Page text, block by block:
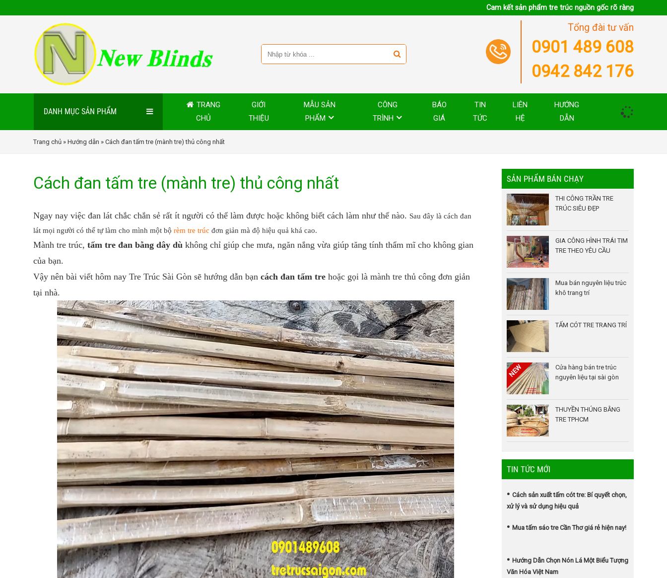
Cam kết sản phẩm tre trúc nguồn gốc rõ ràng
Tổng đài tư vấn
0901 489 608
0942 842 176
DANH MỤC SẢN PHẨM
TRANG
CHỦ
GIỚI
THIỆU
MẪU SẢN
PHẨM
CÔNG
TRÌNH
BÁO
GIÁ
TIN
TỨC
LIÊN
HỆ
HƯỚNG
DẪN
Trang chủ »Hướng dẫn » Cách đan tấm tre (mành tre) thủ công nhất
Cách đan tấm tre (mành tre) thủ công nhất
Ngay nay việc đan lát chắc chắn sẻ rất ít người có thể làm được hoặc không biết cách làm như thế nào. Sau đây là cách đan
lát mọi người có thể tự làm cho mình một bộ rèm tre trúc đơn giản mà độ hiệu quả khá cao.
Mành tre trúc,tấm tre đan bằng dây dù không chỉ giúp che mưa, ngăn nắng vừa giúp tăng tính thẩm mĩ cho không gian
của bạn.
Vậy nên bài viết hôm nay Tre Trúc Sài Gòn sẽ hướng dẫn bạn cách đan tấm tre hoặc gọi là mành tre thủ công đơn giản
tại nhà.
SẢN PHẨM BÁN CHẠY
THI CÔNG TRẦN TRE
TRÚC SIÊU ĐẸP
GIA CÔNG HÌNH TRÁI TIM
TRE THEO YÊU CẦU
Mua bán nguyên liệu trúc
khô trang trí
TẤM CÓT TRE TRANG TRÍ
Cửa hàng bán tre trúc
nguyên liệu tại sài gòn
THUYỀN THÚNG BẰNG
TRE TPHCM
TIN TỨC MỚI
Cách sản xuất tấm cót tre: Bí quyết chọn,
xử lý và sử dụng hiệu quả
Mua tấm sáo tre Cần Thơ giá rẻ hiện nay!
Hướng Dẫn Chọn Nón Lá Một Biểu Tượng
Văn Hóa Việt Nam